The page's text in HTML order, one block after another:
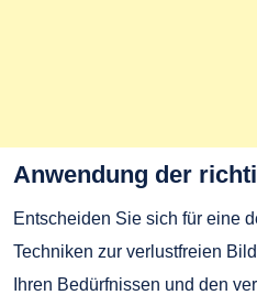
Anwendung der
Entscheiden Sie sich für eine
Techniken zur verlustfreien
Ihren Bedürfnissen und den